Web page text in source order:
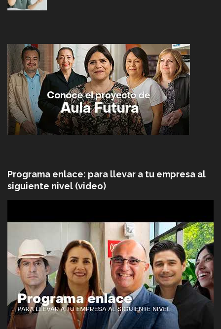
Programa enlace: para llevar a tu empresa al
siguiente nivel (video)